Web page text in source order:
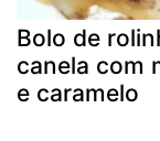
Bolo de
canela com
e caramelo